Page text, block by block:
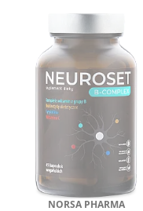
NORSA PHARMA